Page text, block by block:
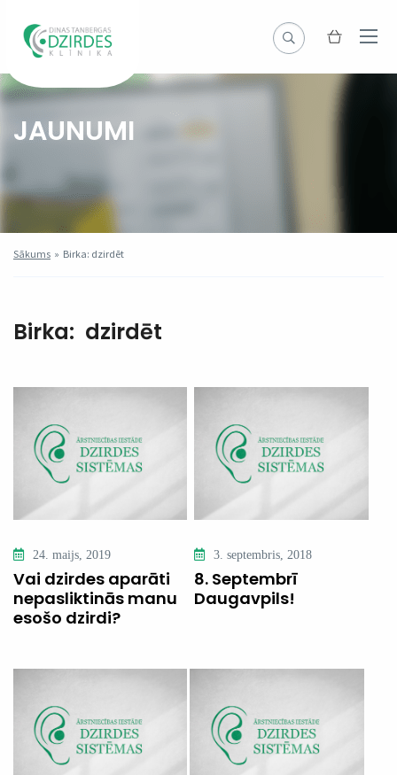
JAUNUMI
Sākums » Birka: dzirdēt
Birka: dzirdēt
24. maijs, 2019
Vai dzirdes aparāti
nepasliktinās manu
esošo dzirdi?
3. septembris, 2018
8. Septembrī
Daugavpils!